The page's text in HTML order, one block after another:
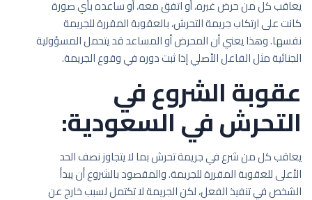
يعاقب كل من حرض غيره، أو اتفق معه، أو ساعده بأي صورة
كانت على ارتكاب جريمة التحرش، بالعقوبة المقررة للجريمة
نفسها. وهذا يعني أن المحرض أو المساعد قد يتحمل المسؤولية
الجنائية مثل الفاعل الأصلي إذا ثبت دوره في وقوع الجريمة.
عقوبة الشروع في
التحرش في السعودية:
يعاقب كل من شرع في جريمة تحرش بما لا يتجاوز نصف الحد
الأعلى للعقوبة المقررة للجريمة. والمقصود بالشروع أن يبدأ
الشخص في تنفيذ الفعل، لكن الجريمة لا تكتمل لسبب خارج عن